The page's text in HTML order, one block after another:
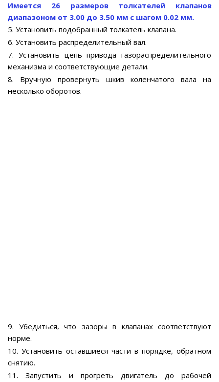
Имеется 26 размеров толкателей клапанов
диапазоном от 3.00 до 3.50 мм с шагом 0.02 мм.
5. Установить подобранный толкатель клапана.
6. Установить распределительный вал.
7. Установить цепь привода газораспределительного
механизма и соответствующие детали.
8. Вручную провернуть шкив коленчатого вала на
несколько оборотов.
9. Убедиться, что зазоры в клапанах соответствуют
норме.
10. Установить оставшиеся части в порядке, обратном
снятию.
11. Запустить и прогреть двигатель до рабочей